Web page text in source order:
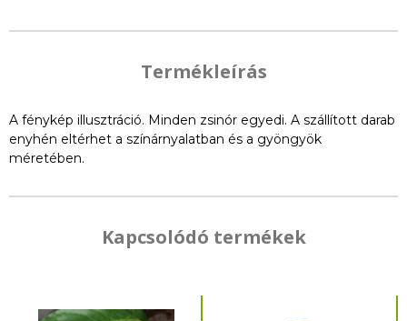
Termékleírás
A fénykép illusztráció. Minden zsinór egyedi. A szállított darab
enyhén eltérhet a színárnyalatban és a gyöngyök
méretében.
Kapcsolódó termékek